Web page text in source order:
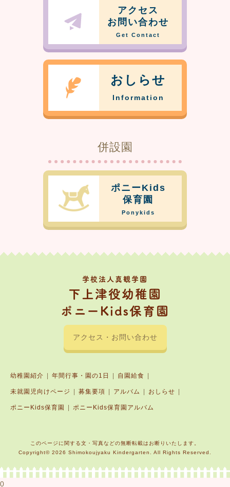
アクセス
お問い合わせ
Get Contact
おしらせ
Information
併設園
ポニーKids
保育園
Ponykids
学校法人真観学園
下上津役幼稚園
ポニーKids保育園
アクセス・お問い合わせ
幼稚園紹介 年間行事・園の1日 自園給食
未就園児向けページ 募集要項 アルバム おしらせ
ポニーKids保育園 ポニーKids保育園アルバム
このページに関する文・写真などの無断転載はお断りいたします。
Copyright© 2026 Shimokoujyaku Kindergarten. All Rights Reserved.
0